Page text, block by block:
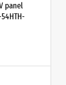
panel